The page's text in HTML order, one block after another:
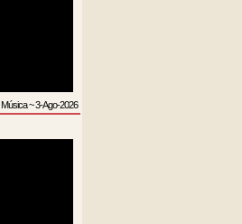
Música~3-Ago-2026